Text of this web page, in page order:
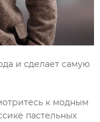
и сделает самую
к модным
пастельных